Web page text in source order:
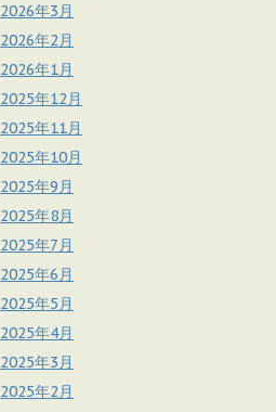
2026年3月
2026年2月
2026年1月
2025年12月
2025年11月
2025年10月
2025年9月
2025年8月
2025年7月
2025年6月
2025年5月
2025年4月
2025年3月
2025年2月